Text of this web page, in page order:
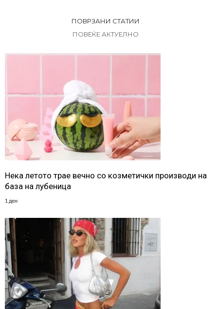
ПОВРЗАНИ СТАТИИ
ПОВЕЌЕ АКТУЕЛНО
Нека летото трае вечно со козметички производи на
база на лубеница
1 ден